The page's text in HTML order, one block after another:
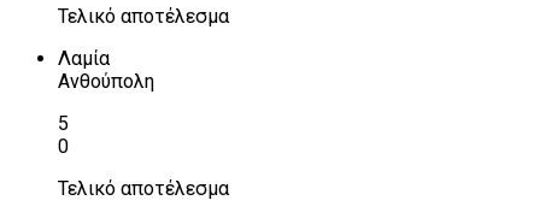
Τελικό αποτέλεσμα
Λαμία
Ανθούπολη
5
0
Τελικό αποτέλεσμα